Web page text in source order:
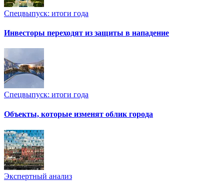
Спецвыпуск: итоги года
Инвесторы переходят из защиты в нападение
Спецвыпуск: итоги года
Объекты, которые изменят облик города
Экспертный анализ